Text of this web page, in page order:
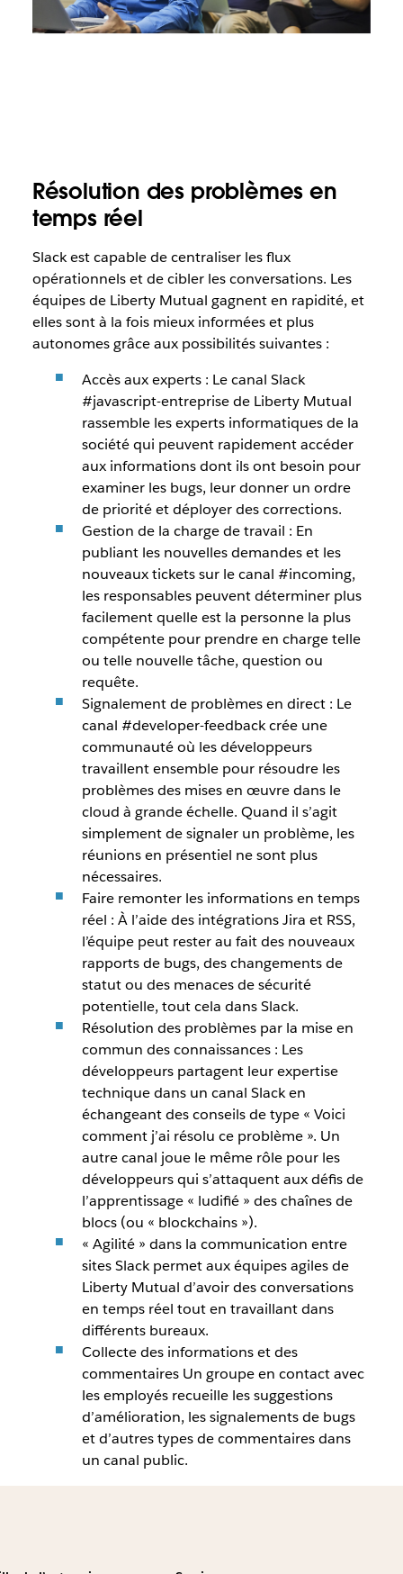
Résolution des problèmes en
temps réel
Slack est capable de centraliser les flux
opérationnels et de cibler les conversations. Les
équipes de Liberty Mutual gagnent en rapidité, et
elles sont à la fois mieux informées et plus
autonomes grâce aux possibilités suivantes :
Accès aux experts : Le canal Slack
#javascript-entreprise de Liberty Mutual
rassemble les experts informatiques de la
société qui peuvent rapidement accéder
aux informations dont ils ont besoin pour
examiner les bugs, leur donner un ordre
de priorité et déployer des corrections.
Gestion de la charge de travail : En
publiant les nouvelles demandes et les
nouveaux tickets sur le canal #incoming,
les responsables peuvent déterminer plus
facilement quelle est la personne la plus
compétente pour prendre en charge telle
ou telle nouvelle tâche, question ou
requête.
Signalement de problèmes en direct : Le
canal #developer-feedback crée une
communauté où les développeurs
travaillent ensemble pour résoudre les
problèmes des mises en œuvre dans le
cloud à grande échelle. Quand il s’agit
simplement de signaler un problème, les
réunions en présentiel ne sont plus
nécessaires.
Faire remonter les informations en temps
réel : À l’aide des intégrations Jira et RSS,
l’équipe peut rester au fait des nouveaux
rapports de bugs, des changements de
statut ou des menaces de sécurité
potentielle, tout cela dans Slack.
Résolution des problèmes par la mise en
commun des connaissances : Les
développeurs partagent leur expertise
technique dans un canal Slack en
échangeant des conseils de type « Voici
comment j’ai résolu ce problème ». Un
autre canal joue le même rôle pour les
développeurs qui s’attaquent aux défis de
l’apprentissage « ludifié » des chaînes de
blocs (ou « blockchains »).
« Agilité » dans la communication entre
sites Slack permet aux équipes agiles de
Liberty Mutual d’avoir des conversations
en temps réel tout en travaillant dans
différents bureaux.
Collecte des informations et des
commentaires Un groupe en contact avec
les employés recueille les suggestions
d’amélioration, les signalements de bugs
et d’autres types de commentaires dans
un canal public.